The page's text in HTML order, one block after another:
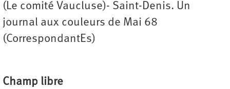
(Le comité Vaucluse)- Saint-Denis. Un
journal aux couleurs de Mai 68
(CorrespondantEs)
Champ libre